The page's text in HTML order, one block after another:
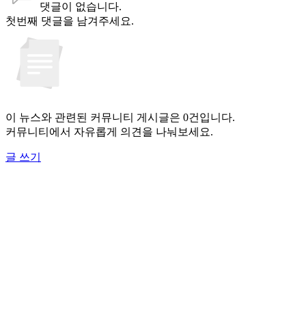
댓글이 없습니다.
첫번째 댓글을 남겨주세요.
이 뉴스와 관련된 커뮤니티 게시글은 0건입니다.
커뮤니티에서 자유롭게 의견을 나눠보세요.
글 쓰기